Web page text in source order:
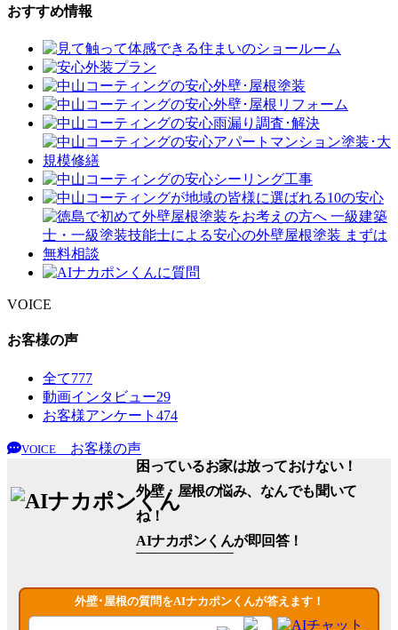
おすすめ情報
VOICE
お客様の声
全て777
動画インタビュー29
お客様アンケート 474
VOICE
お客様の声
困っているお家は放っておけない！
外壁・屋根の悩み、なんでも聞いて
ね！
AIナカポンくんが即回答！
外壁･屋根の質問をAIナカポンくんが答えます！